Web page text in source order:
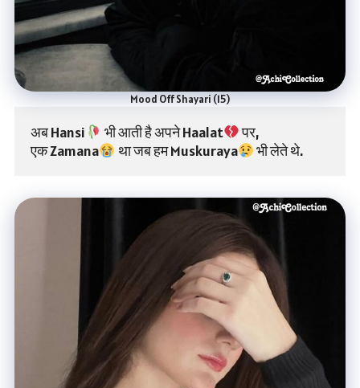
Mood Off Shayari (15)
अब Hansi भी आती है अपने Haalat
पर,
एक Zamana
था जब हम Muskuraya भी लेते थे.